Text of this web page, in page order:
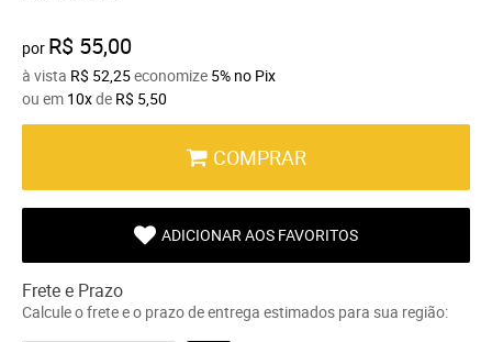
por R$ 55,00
à vista R$ 52,25economize 5% no Pix
ou em 10xde R$ 5,50
COMPRAR
ADICIONAR AOS FAVORITOS
Frete e Prazo
Calcule o frete e o prazo de entrega estimados para sua região: